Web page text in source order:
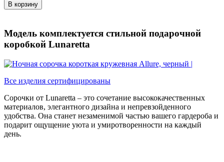
В корзину
Модель комплектуется стильной подарочной
коробкой Lunaretta
Все изделия сертифицированы
Сорочки от Lunaretta – это сочетание высококачественных
материалов, элегантного дизайна и непревзойденного
удобства. Она станет незаменимой частью вашего гардероба и
подарит ощущение уюта и умиротворенности на каждый
день.